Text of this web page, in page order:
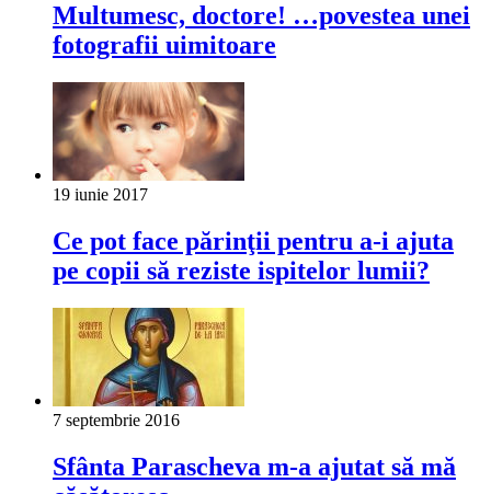
Multumesc, doctore! …povestea unei
fotografii uimitoare
19 iunie 2017
Ce pot face părinţii pentru a-i ajuta
pe copii să reziste ispitelor lumii?
7 septembrie 2016
Sfânta Parascheva m-a ajutat să mă